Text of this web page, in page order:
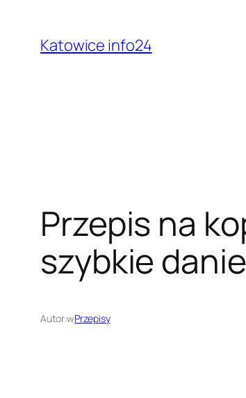
treści
Katowice info24
Przepis na
szybkie danie
Autor:wPrzepisy